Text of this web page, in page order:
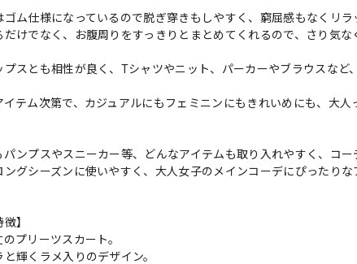
ゴム仕様になっているので脱ぎ穿きもしやすく、窮屈感もなくリラ
だけでなく、お腹周りをすっきりとまとめてくれるので、さり気な
プスとも相性が良く、Tシャツやニット、パーカーやブラウスな
イテム次第で、カジュアルにもフェミニンにもきれいめにも、大
パンプスやスニーカー等、どんなアイテムも取り入れやすく、コー
ングシーズンに使いやすく、大人女子のメインコーデにぴったりな
】
プリーツスカート。
輝くラメ入りのデザイン。